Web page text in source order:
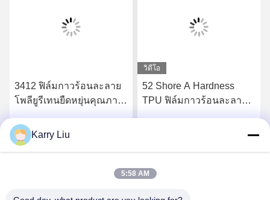
3412 ฟิล์มกาวร้อนละลาย
โพลียูรีเทนยืดหยุ่นคุณภาพ
รับราคาที่ดีที่สุด
วิดีโอ
52 Shore A Hardness
TPU ฟิล์มกาวร้อนละลาย
Karry Liu
5:58 AM